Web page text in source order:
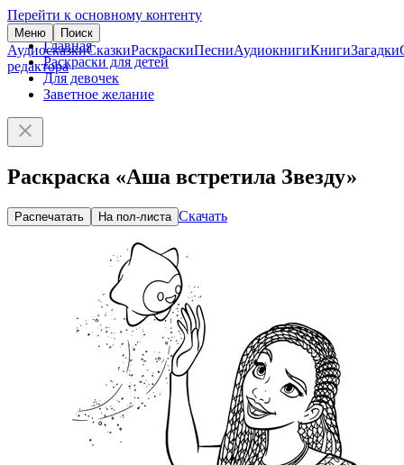
Перейти к основному контенту
Меню Поиск
АудиосказкиСказкиРаскраскиПесниАудиокнигиКнигиЗагадки
редактора
Главная
Раскраски для детей
Для девочек
Заветное желание
Раскраска «Аша встретила Звезду»
Распечатать На пол-листа Скачать